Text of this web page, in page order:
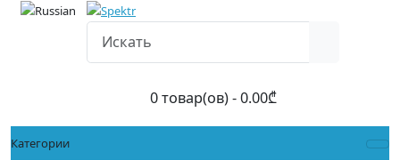
0 товар(ов) - 0.00₾
Категории